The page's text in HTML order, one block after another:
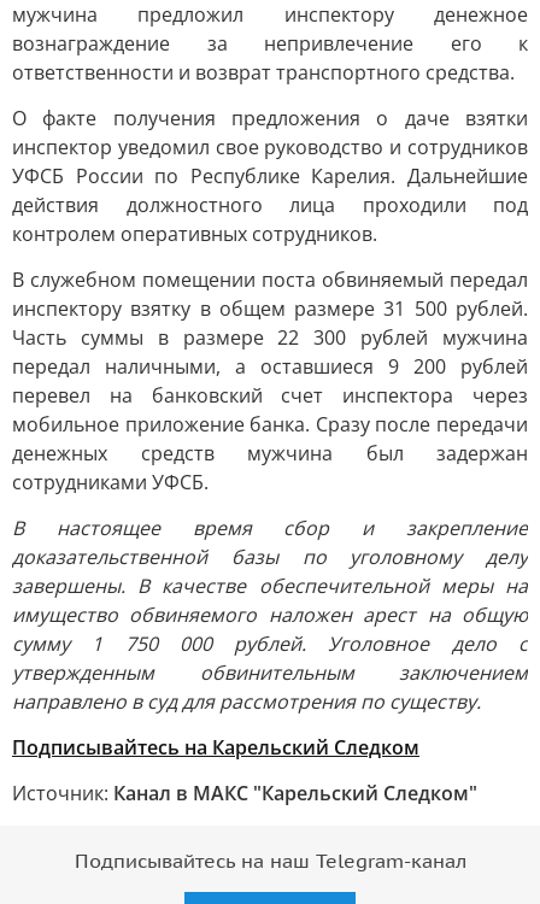
мужчина предложил инспектору денежное
вознаграждение за непривлечение его к
ответственности и возврат транспортного средства.
О факте получения предложения о даче взятки
инспектор уведомил свое руководство и сотрудников
УФСБ России по Республике Карелия. Дальнейшие
действия должностного лица проходили под
контролем оперативных сотрудников.
В служебном помещении поста обвиняемый передал
инспектору взятку в общем размере 31 500 рублей.
Часть суммы в размере 22 300 рублей мужчина
передал наличными, а оставшиеся 9 200 рублей
перевел на банковский счет инспектора через
мобильное приложение банка. Сразу после передачи
денежных средств мужчина был задержан
сотрудниками УФСБ.
В настоящее время сбор и закрепление
доказательственной базы по уголовному делу
завершены. В качестве обеспечительной меры на
имущество обвиняемого наложен арест на общую
сумму 1 750 000 рублей. Уголовное дело с
утвержденным обвинительным заключением
направлено в суд для рассмотрения по существу.
Подписывайтесь на Карельский Следком
Источник: Канал в МАКС "Карельский Следком"
Подписывайтесь на наш Telegram-канал